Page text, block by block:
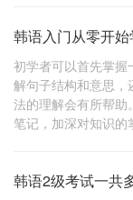
韩语入门从零开
初学者可以首先掌握
解句子结构和意思
法的理解会有所帮助
笔记，加深对知识的
韩语2级考试一共